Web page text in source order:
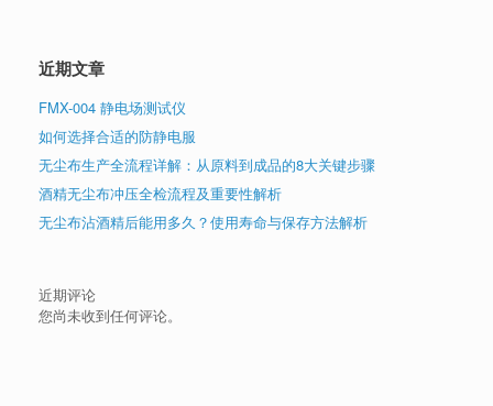
近期文章
FMX-004 静电场测试仪
如何选择合适的防静电服
无尘布生产全流程详解：从原料到成品的8大关键步骤
酒精无尘布冲压全检流程及重要性解析
无尘布沾酒精后能用多久？使用寿命与保存方法解析
近期评论
您尚未收到任何评论。